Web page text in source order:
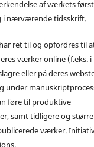
af værkets
i nærværende tidsskrift.
ret til og opfordres til
værker online (f.eks. i
eller på deres
under
føre til produktive
samt tidligere og større
værker.